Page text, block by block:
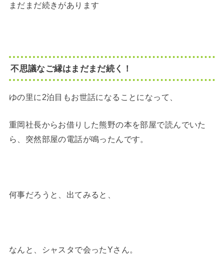
まだまだ続きがあります
不思議なご縁はまだまだ続く！
ゆの里に2泊目もお世話になることになって、
重岡社長からお借りした熊野の本を部屋で読んでいた
ら、突然部屋の電話が鳴ったんです。
何事だろうと、出てみると、
なんと、シャスタで会ったYさん。